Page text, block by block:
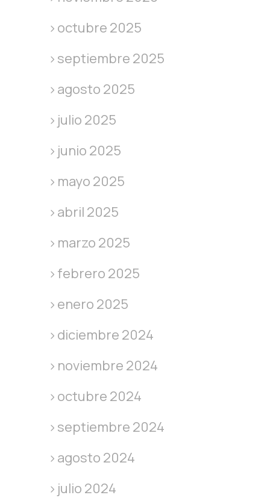
octubre 2025
septiembre 2025
agosto 2025
julio 2025
junio 2025
mayo 2025
abril 2025
marzo 2025
febrero 2025
enero 2025
diciembre 2024
noviembre 2024
octubre 2024
septiembre 2024
agosto 2024
julio 2024